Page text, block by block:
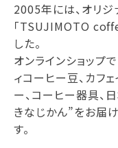
2005年には、オリ
「TSUJIMOTO
した。
オンラインショップ
ィコーヒー豆、カフ
ー、コーヒー器具、
きなじかん”をお届
す。